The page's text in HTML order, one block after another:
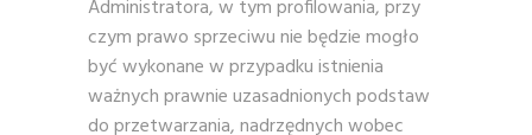
Administratora, w tym profilowania, przy
czym prawo sprzeciwu nie będzie mogło
być wykonane w przypadku istnienia
ważnych prawnie uzasadnionych podstaw
do przetwarzania, nadrzędnych wobec